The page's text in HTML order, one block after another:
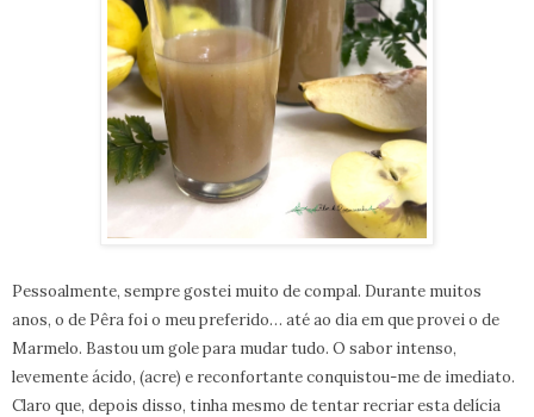
Pessoalmente, sempre gostei muito de compal. Durante muitos
anos, o de Pêra foi o meu preferido… até ao dia em que provei o de
Marmelo. Bastou um gole para mudar tudo. O sabor intenso,
levemente ácido, (acre) e reconfortante conquistou-me de imediato.
Claro que, depois disso, tinha mesmo de tentar recriar esta delícia